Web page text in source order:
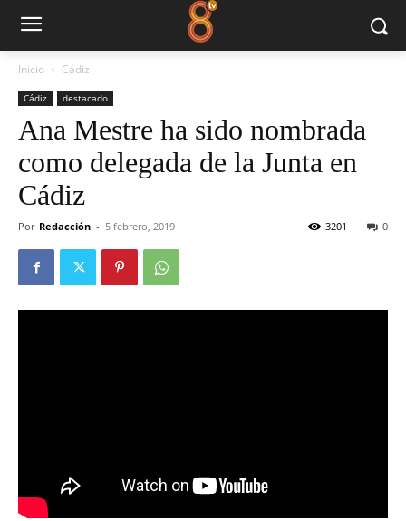
Inicio Cádiz
Cádiz destacado
Ana Mestre ha sido nombrada
como delegada de la Junta en
Cádiz
Por Redacción - 5 febrero, 2019 0
3201